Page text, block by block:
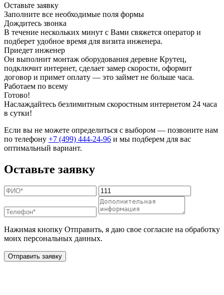
Оставьте заявку
Заполните все необходимые поля формы
Дождитесь звонка
В течение нескольких минут с Вами свяжется оператор и
подберет удобное время для визита инженера.
Приедет инженер
Он выполнит монтаж оборудования деревне Крутец,
подключит интернет, сделает замер скорости, оформит
договор и примет оплату — это займет не больше часа.
Работаем по всему
Готово!
Наслаждайтесь безлимитным скоростным интернетом 24 часа
в сутки!
Если вы не можете определиться с выбором — позвоните нам
по телефону +7 (499) 444-24-96 и мы подберем для вас
оптимальный вариант.
Оставьте заявку
Нажимая кнопку Отправить, я даю свое согласие на обработку
моих персональных данных.
Отправить заявку